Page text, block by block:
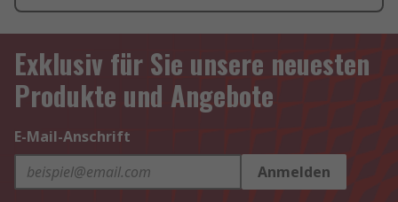
Exklusiv für Sie unsere neuesten
Produkte und Angebote
E-Mail-Anschrift
Anmelden